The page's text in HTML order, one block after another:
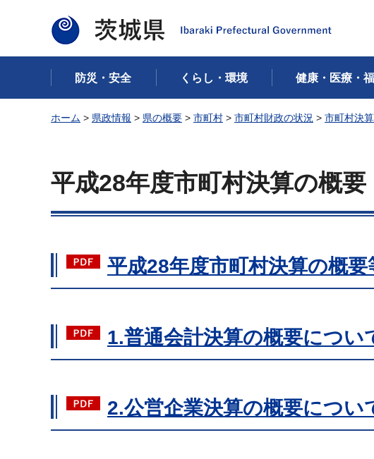
茨城県
防災・安全 くらし・環境 健康・医療・
ホーム > 県政情報 > 県の概要 > 市町村 > 市町村財政の状況 > 市町村決
平成28年度市町村決算の概要
平成28年度市町村決算の概要
1.普通会計決算の概要につい
2.公営企業決算の概要につい